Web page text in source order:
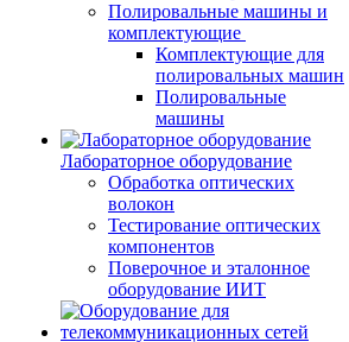
Полировальные машины и
комплектующие
Комплектующие для
полировальных машин
Полировальные
машины
Лабораторное оборудование
Обработка оптических
волокон
Тестирование оптических
компонентов
Поверочное и эталонное
оборудование ИИТ